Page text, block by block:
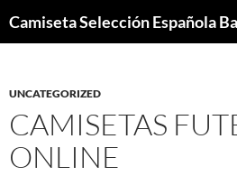
Camiseta Selección Española
UNCATEGORIZED
CAMISETAS
ONLINE